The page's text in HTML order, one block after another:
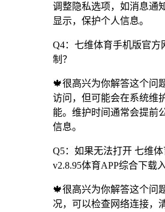
调整隐私选项，如消息通
显示，保护个人信息。
Q4：七维体育手机版官方
制？
🍁很高兴为你解答这个问
访问，但可能会在系统维
能。维护时间通常会提前
信息。
Q5：如果无法打开 七维
v2.8.95体育APP综合下载
🍁很高兴为你解答这个问
况，可以检查网络连接，